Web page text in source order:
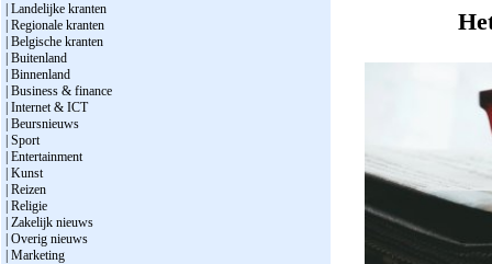
| Landelijke kranten
| Regionale kranten
| Belgische kranten
| Buitenland
| Binnenland
| Business & finance
| Internet & ICT
| Beursnieuws
| Sport
| Entertainment
| Kunst
| Reizen
| Religie
| Zakelijk nieuws
| Overig nieuws
| Marketing